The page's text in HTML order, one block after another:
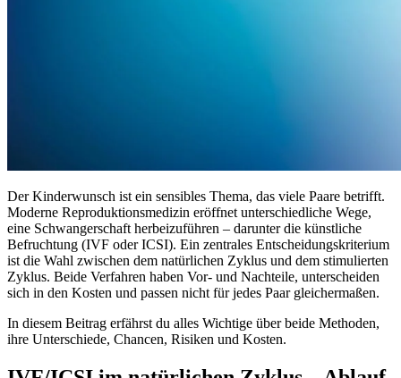
Der Kinderwunsch ist ein sensibles Thema, das viele Paare betrifft.
Moderne Reproduktionsmedizin eröffnet unterschiedliche Wege,
eine Schwangerschaft herbeizuführen – darunter die künstliche
Befruchtung (IVF oder ICSI). Ein zentrales Entscheidungskriterium
ist die Wahl zwischen dem natürlichen Zyklus und dem stimulierten
Zyklus. Beide Verfahren haben Vor- und Nachteile, unterscheiden
sich in den Kosten und passen nicht für jedes Paar gleichermaßen.
In diesem Beitrag erfährst du alles Wichtige über beide Methoden,
ihre Unterschiede, Chancen, Risiken und Kosten.